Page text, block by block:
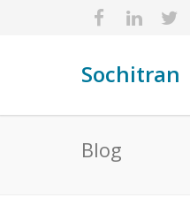
Sochitran
Blog